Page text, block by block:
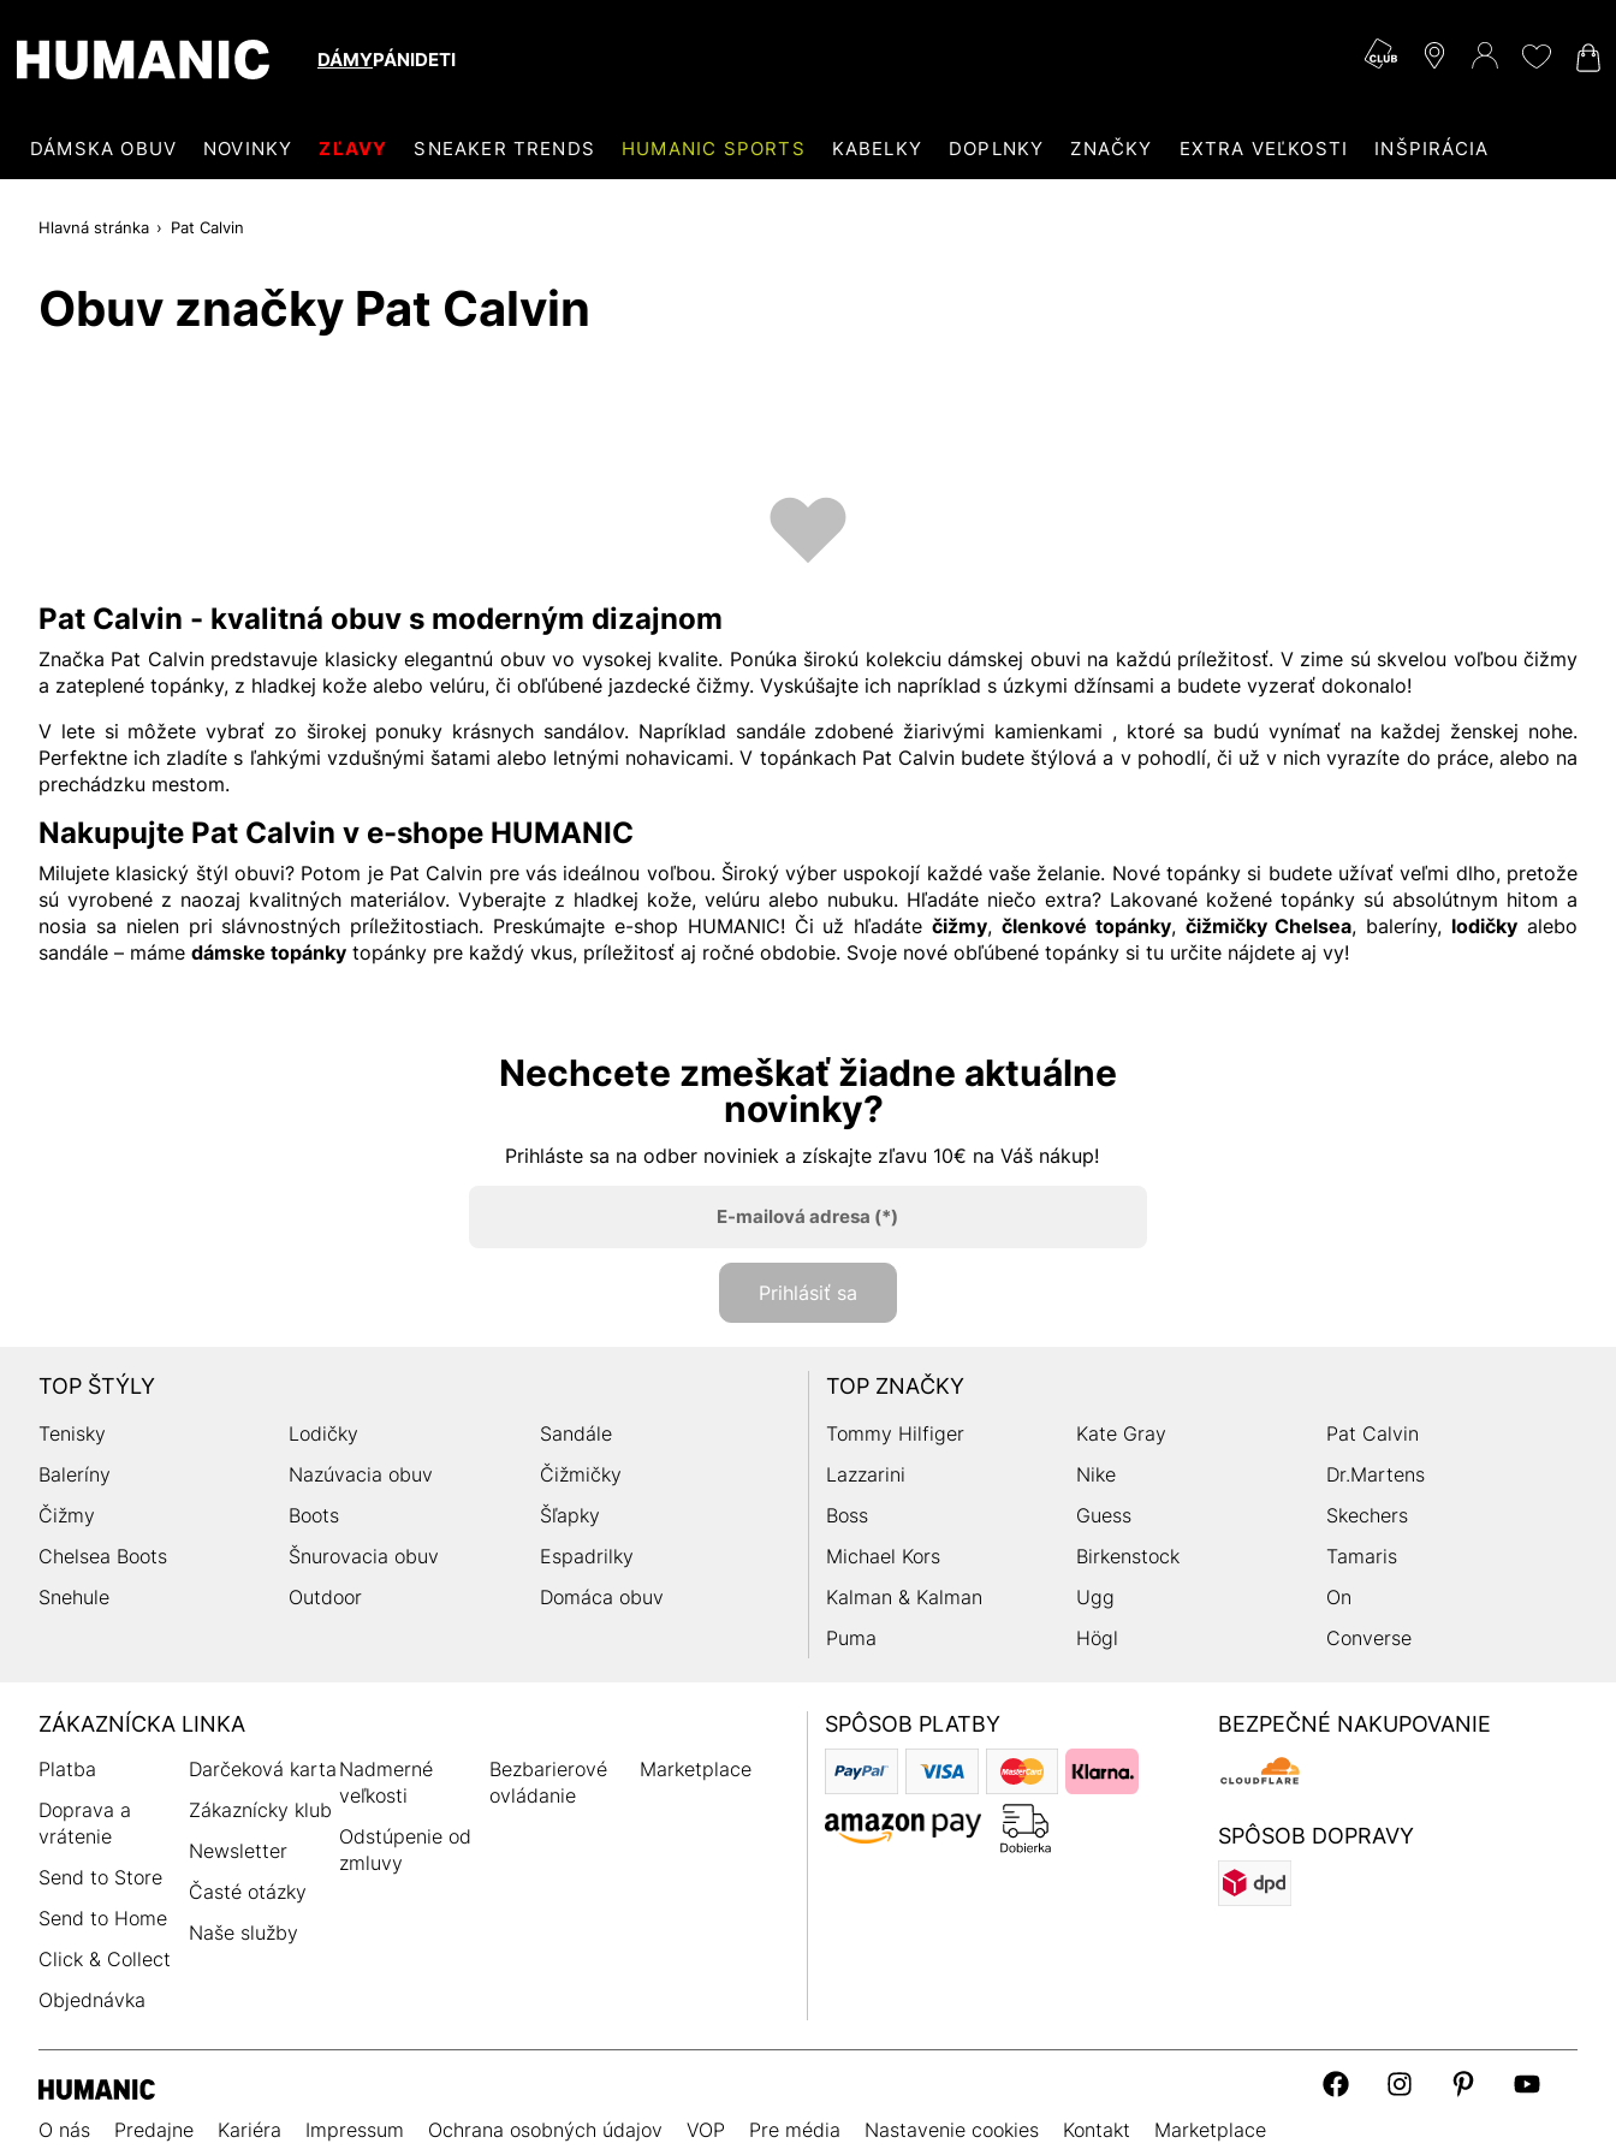
DÁMYPÁNIDETI
DÁMSKA OBUV NOVINKY ZĽAVY SNEAKER TRENDS HUMANIC SPORTS KABELKY DOPLNKY ZNAČKY EXTRA VEĽKOSTI INŠPIRÁCIA
Hlavná stránka Pat Calvin
Obuv značky Pat Calvin
Pat Calvin - kvalitná obuv s moderným dizajnom
Značka Pat Calvin predstavuje klasicky elegantnú obuv vo vysokej kvalite. Ponúka širokú kolekciu dámskej obuvi na každú príležitosť. V zime sú skvelou voľbou čižmy
a zateplené topánky, z hladkej kože alebo velúru, či obľúbené jazdecké čižmy. Vyskúšajte ich napríklad s úzkymi džínsami a budete vyzerať dokonalo!
V lete si môžete vybrať zo širokej ponuky krásnych sandálov. Napríklad sandále zdobené žiarivými kamienkami , ktoré sa budú vynímať na každej ženskej nohe.
Perfektne ich zladíte s ľahkými vzdušnými šatami alebo letnými nohavicami. V topánkach Pat Calvin budete štýlová a v pohodlí, či už v nich vyrazíte do práce, alebo na
prechádzku mestom.
Nakupujte Pat Calvin v e-shope HUMANIC
Milujete klasický štýl obuvi? Potom je Pat Calvin pre vás ideálnou voľbou. Široký výber uspokojí každé vaše želanie. Nové topánky si budete užívať veľmi dlho, pretože
sú vyrobené z naozaj kvalitných materiálov. Vyberajte z hladkej kože, velúru alebo nubuku. Hľadáte niečo extra? Lakované kožené topánky sú absolútnym hitom a
nosia sa nielen pri slávnostných príležitostiach. Preskúmajte e-shop HUMANIC! Či už hľadátečižmy, členkové topánky, čižmičky Chelsea, baleríny, lodičky alebo
sandále – máme dámske topánky topánky pre každý vkus, príležitosť aj ročné obdobie. Svoje nové obľúbené topánky si tu určite nájdete aj vy!
Nechcete zmeškať žiadne aktuálne
novinky?
Prihláste sa na odber noviniek a získajte zľavu 10€ na Váš nákup!
E-mailová adresa (*)
Prihlásiť sa
TOP ŠTÝLY
Tenisky Lodičky
Sandále
Baleríny
Nazúvacia obuv
Čižmičky
Čižmy
Boots
Šľapky
Chelsea Boots
Šnurovacia obuv
Espadrilky
Snehule
Outdoor Domáca obuv
TOP ZNAČKY
Tommy Hilfiger Kate Gray
Pat Calvin
Lazzarini
Nike
Dr.Martens
Boss
Guess
Skechers
Michael Kors
Birkenstock
Tamaris
Kalman & Kalman
Ugg
On
Puma
Högl Converse
HUMANIC
Footer
ZÁKAZNÍCKA LINKA
Platba
Doprava a
vrátenie
Send to Store
Send to Home
Click & Collect
Objednávka
Darčeková karta
Zákaznícky klub
Newsletter
Časté otázky
Naše služby
Nadmerné
veľkosti
Odstúpenie od
zmluvy
Bezbarierové
ovládanie
Marketplace
SPÔSOB PLATBY BEZPEČNÉ NAKUPOVANIE
SPÔSOB DOPRAVY
O nás Predajne Kariéra Impressum Ochrana osobných údajov VOP Pre média Nastavenie cookies Kontakt Marketplace